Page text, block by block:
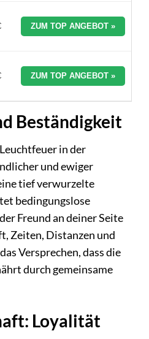
ZUM TOP ANGEBOT »
ZUM TOP ANGEBOT »
Beständigkeit
in der
und ewiger
tief verwurzelte
bedingungslose
Freund an deiner Seite
Zeiten, Distanzen und
Versprechen, dass die
durch gemeinsame
Loyalität